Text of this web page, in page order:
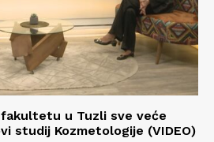
u Tuzli sve veće
studij Kozmetologije (VIDEO)